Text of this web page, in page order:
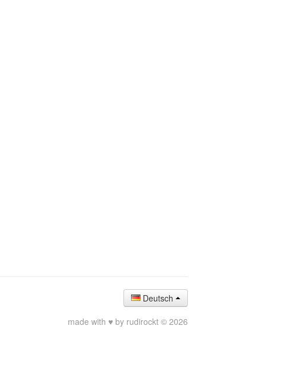
Deutsch
made with ♥ by rudirockt © 2026